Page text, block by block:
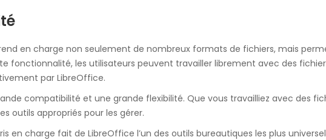
en charge non seulement de nombreux formats de fichiers, mais
fonctionnalité, les utilisateurs peuvent travailler librement avec des
par LibreOffice.
compatibilité et une grande flexibilité. Que vous travailliez avec des
outils appropriés pour les gérer.
en charge fait de LibreOffice l’un des outils bureautiques les plus